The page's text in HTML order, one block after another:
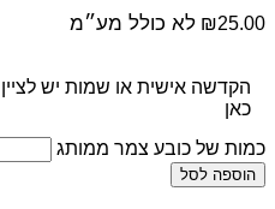
₪25.00 לא כולל מע״מ
הקדשה אישית או שמות יש לציין
כאן
כמות של כובע צמר ממותג
הוספה לסל